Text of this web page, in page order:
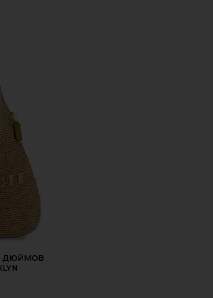
СУМКА НА ПЛЕЧО 39 ДЮЙМОВ STRAW
ДЮЙМОВ